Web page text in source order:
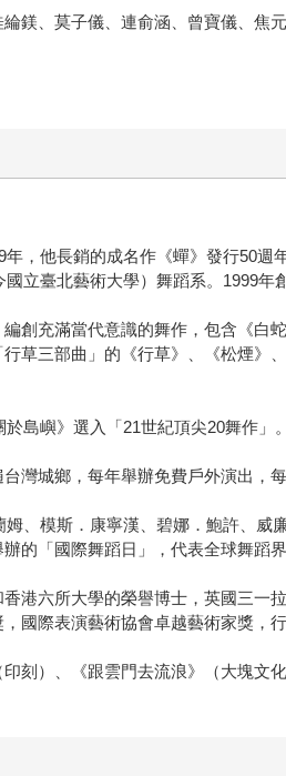
鎂、莫子儀、連俞涵、曾寶儀、
年，他長銷的成名作《蟬》發行50
立臺北藝術大學）舞蹈系。1999
創充滿當代意識的舞作，包含《白
行草三部曲」的《行草》、《松煙
於島嶼》選入「21世紀頂尖20舞作
灣城鄉，每年舉辦免費戶外演出，
姆、模斯．康寧漢、碧娜．鮑許、
的「國際舞蹈日」，代表全球舞蹈界
港六所大學的榮譽博士，英國三一
國際表演藝術協會卓越藝術家獎，
刻）、《跟雲門去流浪》（大塊文